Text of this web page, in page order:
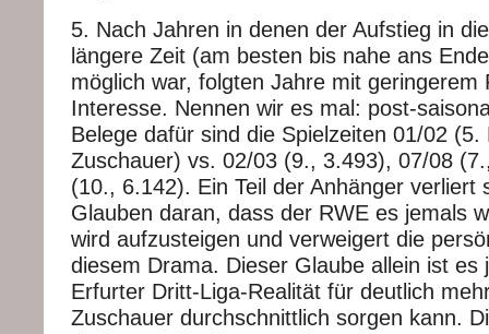
5. Nach Jahren in denen der Aufstieg in
längere Zeit (am besten bis nahe ans
möglich war, folgten Jahre mit geringerem
Interesse. Nennen wir es mal: post-
Belege dafür sind die Spielzeiten 01/02 (5.
Zuschauer) vs. 02/03 (9., 3.493), 07/08
(10., 6.142). Ein Teil der Anhänger verliert
Glauben daran, dass der RWE es jemals
wird aufzusteigen und verweigert die
diesem Drama. Dieser Glaube allein ist es
Erfurter Dritt-Liga-Realität für deutlich
Zuschauer durchschnittlich sorgen kann.